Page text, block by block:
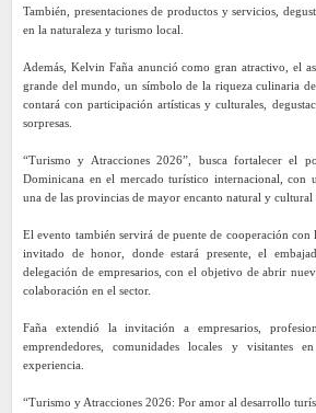
También, presentaciones de productos y servicios,
en la naturaleza y turismo local.
Además, Kelvin Faña anunció como gran atractivo, el
grande del mundo, un símbolo de la riqueza culinaria
contará con participación artísticas y culturales,
sorpresas.
“Turismo y Atracciones 2026”, busca fortalecer el
Dominicana en el mercado turístico internacional, con
una de las provincias de mayor encanto natural y cultural
El evento también servirá de puente de cooperación
invitado de honor, donde estará presente, el
delegación de empresarios, con el objetivo de abrir
colaboración en el sector.
Faña extendió la invitación a empresarios,
emprendedores, comunidades locales y visitantes
experiencia.
“Turismo y Atracciones 2026: Por amor al desarrollo